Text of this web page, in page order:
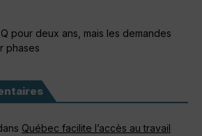
pour deux ans, mais les demandes
phases
Québec facilite l’accès au travail